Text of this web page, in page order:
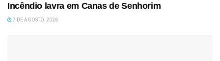
Incêndio lavra em Canas de Senhorim
7 DE AGOSTO, 2026